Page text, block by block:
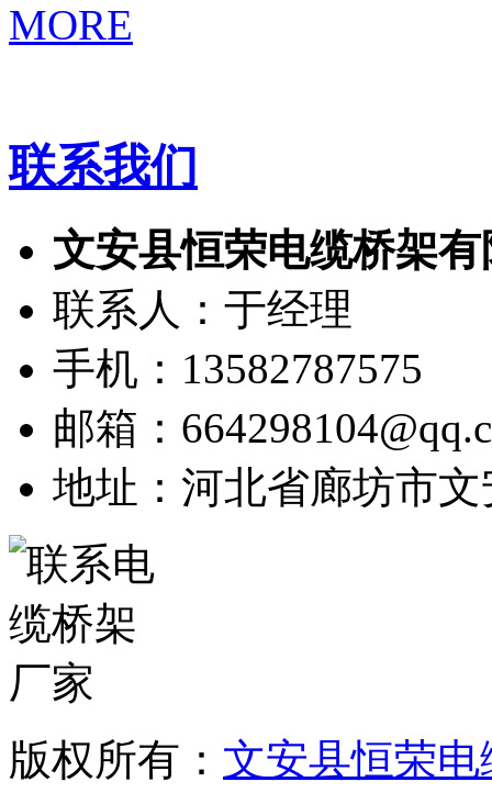
MORE
联系我们
文安县恒荣电缆桥架
联系人：于经理
手机：13582787575
邮箱：
地址：河北省廊坊市
版权所有： 文安县恒荣